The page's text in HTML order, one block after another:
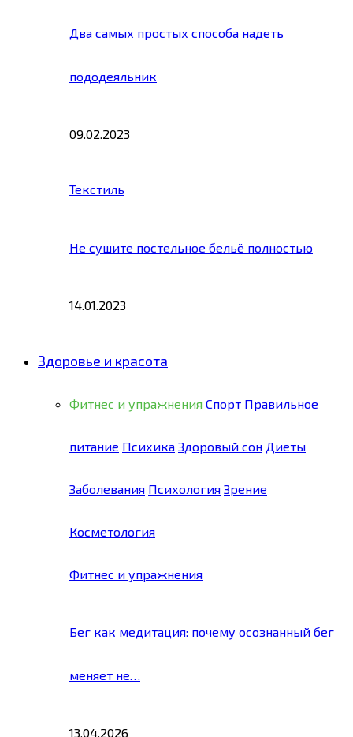
Два самых простых способа надеть
пододеяльник
09.02.2023
Текстиль
Не сушите постельное бельё полностью
14.01.2023
Здоровье и красота
Фитнес и упражнения Спорт Правильное
питание Психика Здоровый сон Диеты
Заболевания Психология Зрение
Косметология
Фитнес и упражнения
Бег как медитация: почему осознанный бег
меняет не…
13.04.2026